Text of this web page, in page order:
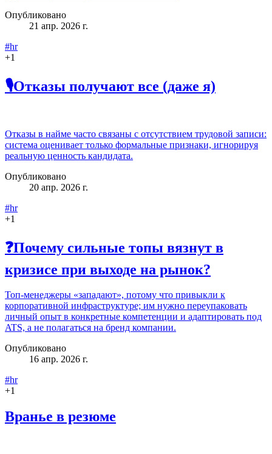
Опубликовано
21 апр. 2026 г.
#hr
+1
🎙Отказы получают все (даже я)
Отказы в найме часто связаны с отсутствием трудовой записи:
система оценивает только формальные признаки, игнорируя
реальную ценность кандидата.
Опубликовано
20 апр. 2026 г.
#hr
+1
❓Почему сильные топы вязнут в
кризисе при выходе на рынок?
Топ‑менеджеры «западают», потому что привыкли к
корпоративной инфраструктуре; им нужно переупаковать
личный опыт в конкретные компетенции и адаптировать под
ATS, а не полагаться на бренд компании.
Опубликовано
16 апр. 2026 г.
#hr
+1
Вранье в резюме